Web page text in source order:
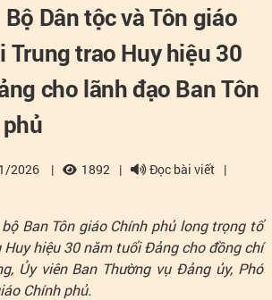
Dân tộc và Tôn giáo
Trung trao Huy hiệu 30
cho lãnh đạo Ban Tôn
2026 | 1892 | Đọc bài viết |
Ban Tôn giáo Chính phủ long trọng tổ
hiệu 30 năm tuổi Đảng cho đồng chí
Ủy viên Ban Thường vụ Đảng ủy, Phó
Chính phủ.